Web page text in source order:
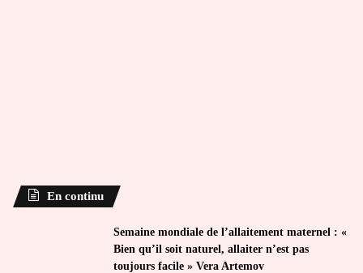
En continu
Semaine mondiale de l’allaitement maternel : «
Bien qu’il soit naturel, allaiter n’est pas
toujours facile » Vera Artemov